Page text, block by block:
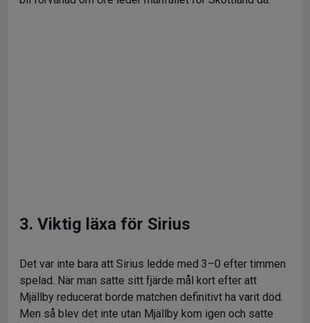
3. Viktig läxa för Sirius
Det var inte bara att Sirius ledde med 3–0 efter timmen
spelad. När man satte sitt fjärde mål kort efter att
Mjällby reducerat borde matchen definitivt ha varit död.
Men så blev det inte utan Mjällby kom igen och satte